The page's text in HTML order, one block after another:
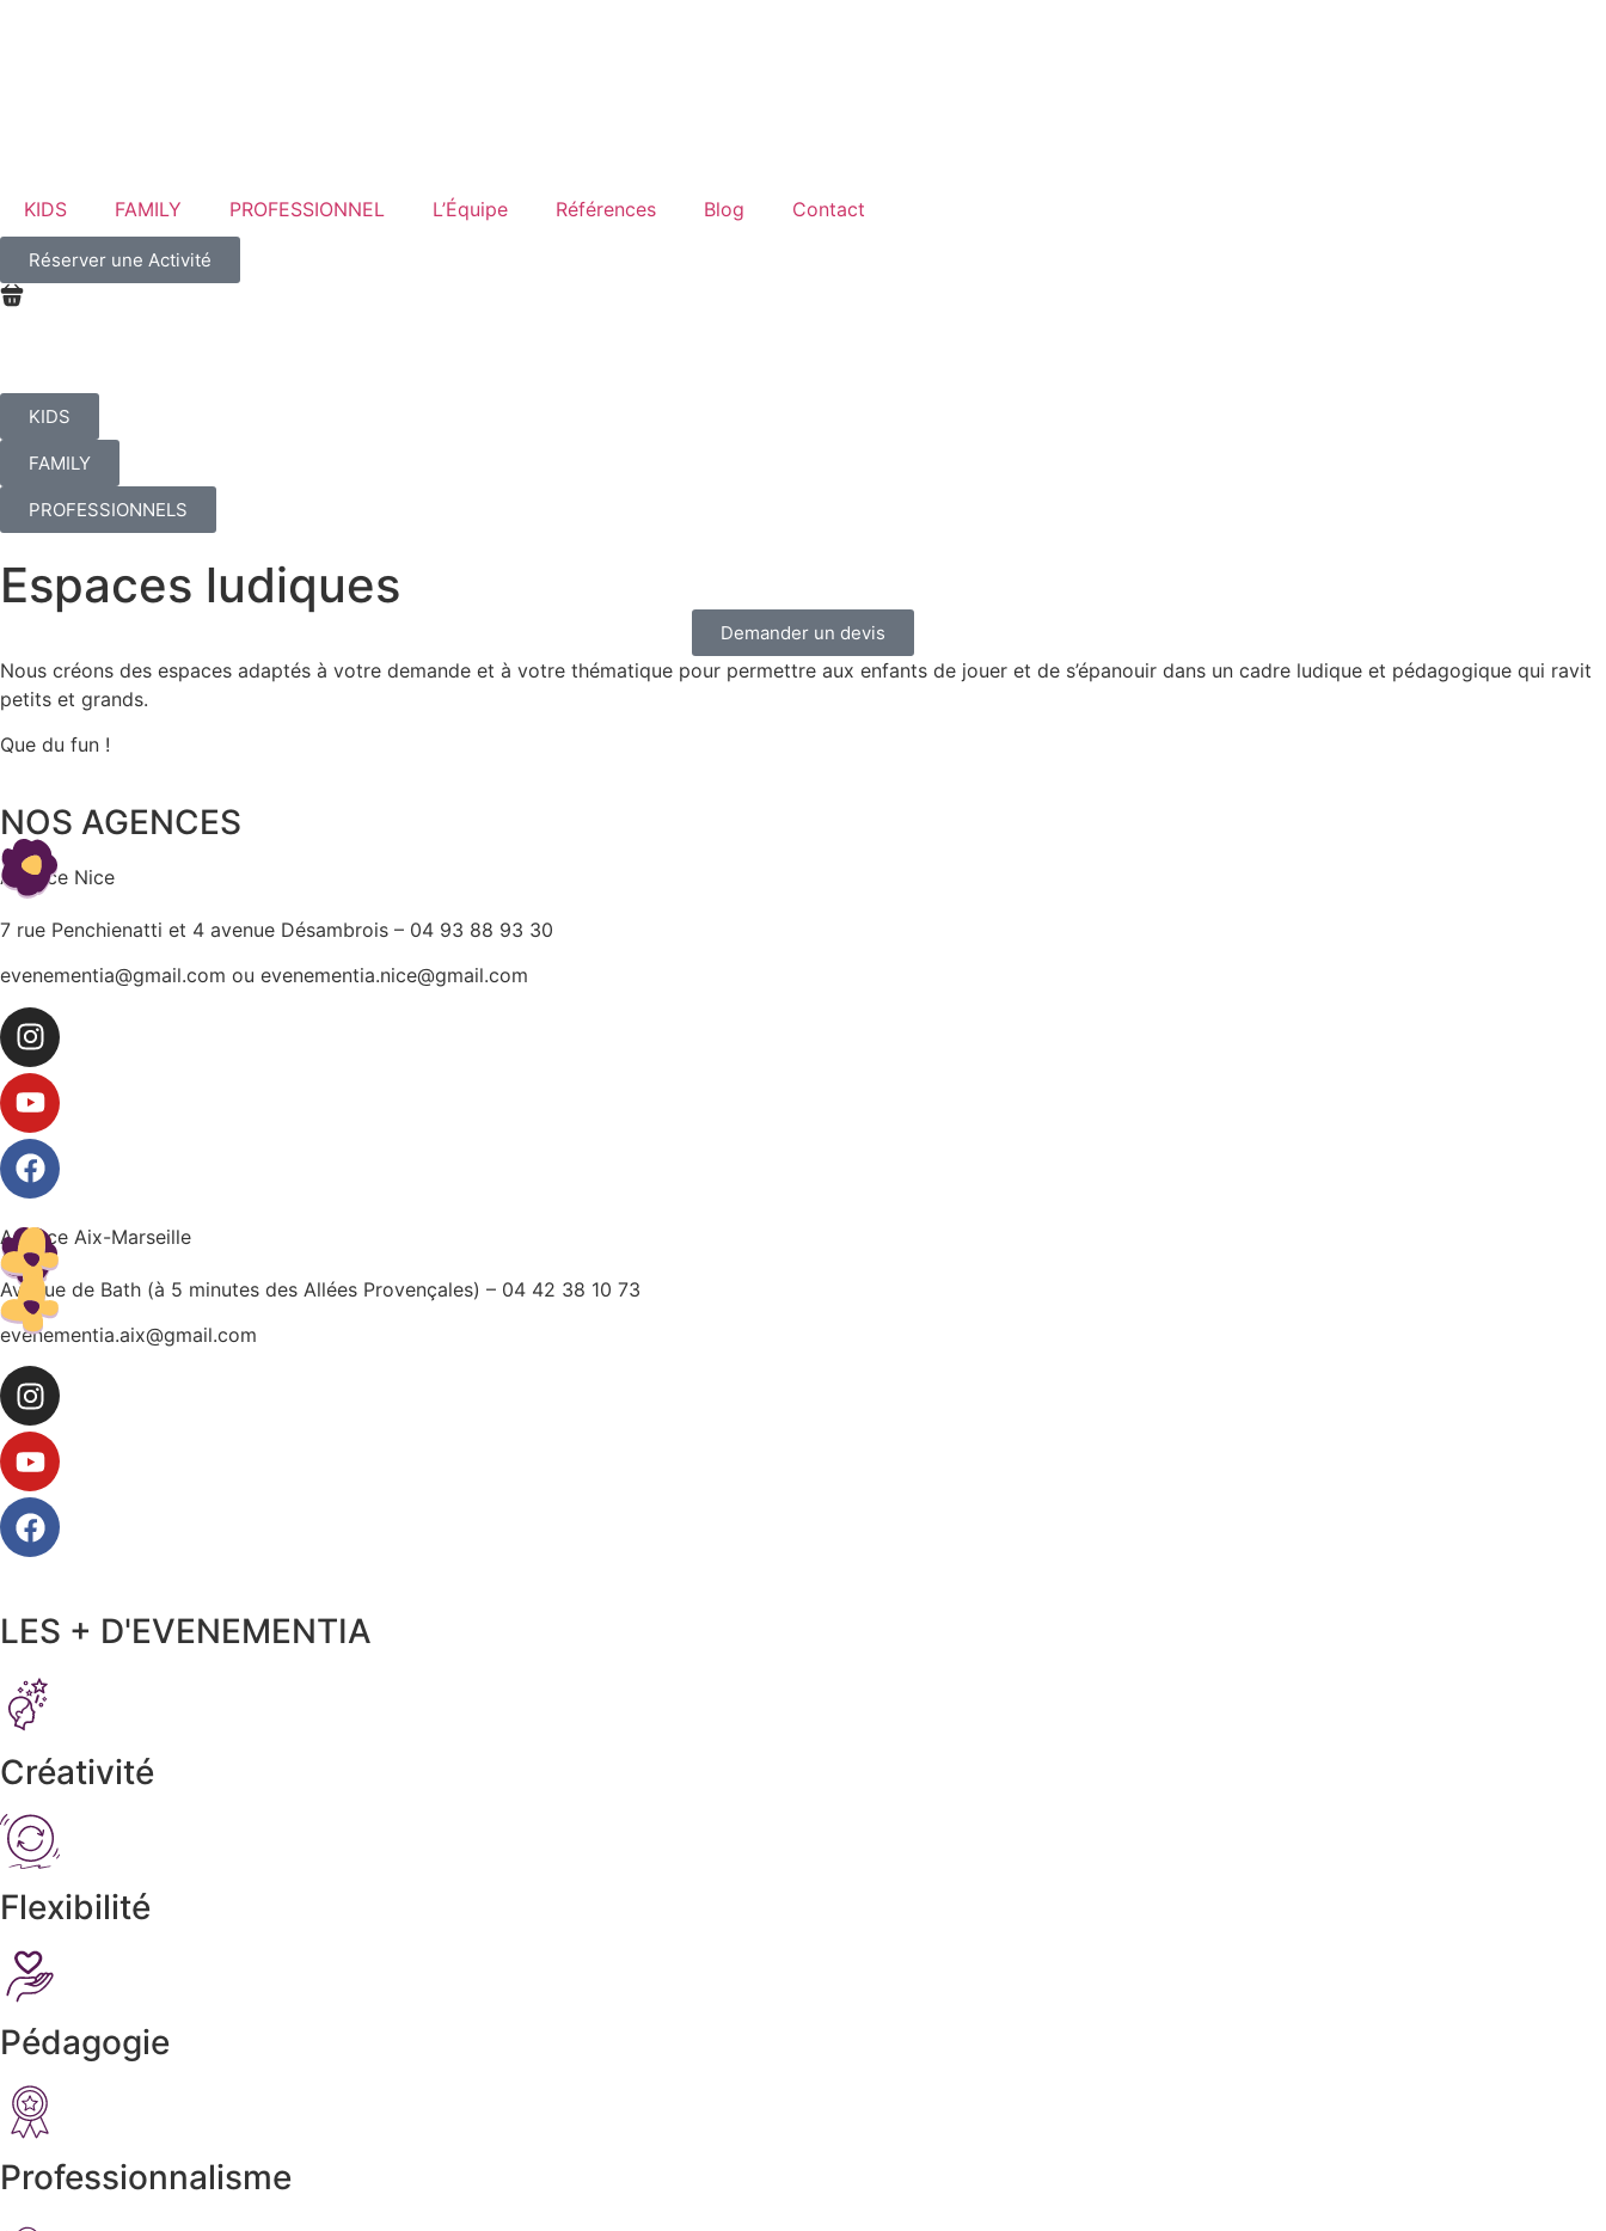
KIDS FAMILY PROFESSIONNEL L’Équipe Références Blog Contact
Réserver une Activité
KIDS
FAMILY
PROFESSIONNELS
Espaces ludiques
Demander un devis
Nous créons des espaces adaptés à votre demande et à votre thématique pour permettre aux enfants de jouer et de s’épanouir dans un cadre ludique et pédagogique qui ravit
petits et grands.
Que du fun !
NOS AGENCES
Agence Nice
7 rue Penchienatti et 4 avenue Désambrois – 04 93 88 93 30
evenementia@gmail.com ou evenementia.nice@gmail.com
Agence Aix-Marseille
Avenue de Bath (à 5 minutes des Allées Provençales) – 04 42 38 10 73
evenementia.aix@gmail.com
LES + D'EVENEMENTIA
Créativité
Flexibilité
Pédagogie
Professionnalisme